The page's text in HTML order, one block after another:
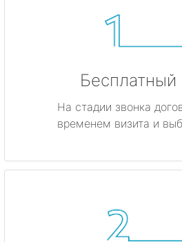
Бесплатный
На стадии звонка
временем визита и